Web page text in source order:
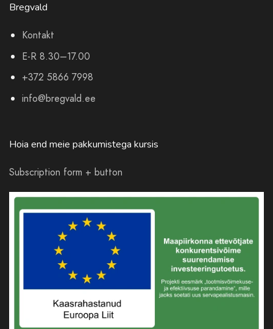
Bregvald
Kontakt
E-R 8.30–17.00
+372 5866 7998
info@bregvald.ee
Hoia end meie pakkumistega kursis
Subscription form + button